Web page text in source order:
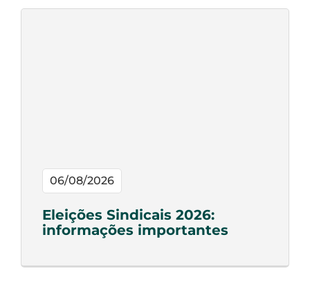
06/08/2026
Eleições Sindicais 2026:
informações importantes